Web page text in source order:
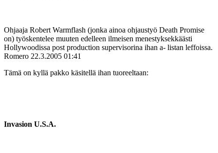
Ohjaaja Robert Warmflash (jonka ainoa ohjaustyö Death Promise
on) työskentelee muuten edelleen ilmeisen menestyksekkäästi
Hollywoodissa post production supervisorina ihan a- listan leffoissa.
Romero 22.3.2005 01:41
Tämä on kyllä pakko käsitellä ihan tuoreeltaan:
Invasion U.S.A.